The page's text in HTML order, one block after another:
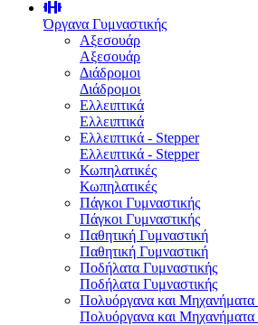
Όργανα Γυμναστικής
Αξεσουάρ
Αξεσουάρ
Διάδρομοι
Διάδρομοι
Ελλειπτικά
Ελλειπτικά
Ελλειπτικά - Stepper
Ελλειπτικά - Stepper
Κωπηλατικές
Κωπηλατικές
Πάγκοι Γυμναστικής
Πάγκοι Γυμναστικής
Παθητική Γυμναστική
Παθητική Γυμναστική
Ποδήλατα Γυμναστικής
Ποδήλατα Γυμναστικής
Πολυόργανα και Μηχανήματα
Πολυόργανα και Μηχανήματα